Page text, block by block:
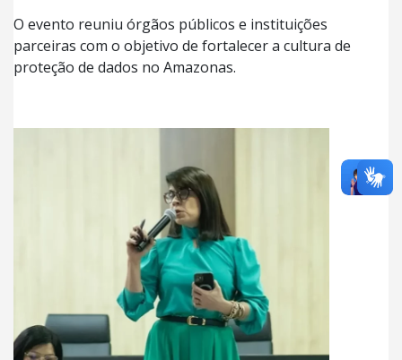
O evento reuniu órgãos públicos e instituições
parceiras com o objetivo de fortalecer a cultura de
proteção de dados no Amazonas.